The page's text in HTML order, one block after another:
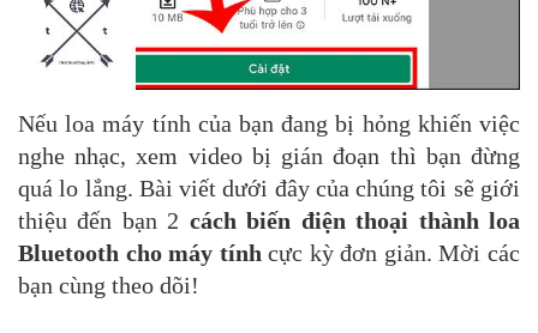
Nếu loa máy tính của bạn đang bị hỏng khiến việc
nghe nhạc, xem video bị gián đoạn thì bạn đừng
quá lo lắng. Bài viết dưới đây của chúng tôi sẽ giới
thiệu đến bạn 2 cách biến điện thoại thành loa
Bluetooth cho máy tính cực kỳ đơn giản. Mời các
bạn cùng theo dõi!